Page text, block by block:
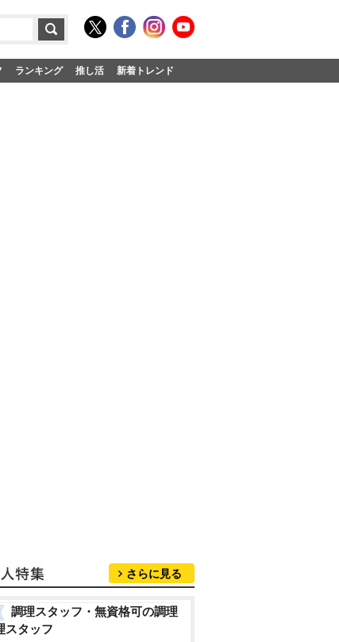
ランキング 推し活 新着トレンド
さらに見る
調理スタッフ・無資格可の調理
スタッフ